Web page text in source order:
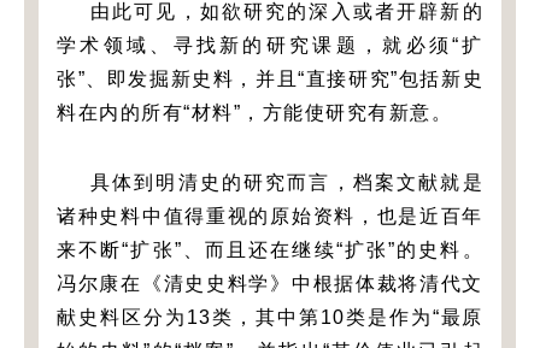
由此可见，如欲研究的深入或者开辟新的
学术领域、寻找新的研究课题，就必须“扩
张”、即发掘新史料，并且“直接研究”包括新史
料在内的所有“材料”，方能使研究有新意。
具体到明清史的研究而言，档案文献就是
诸种史料中值得重视的原始资料，也是近百年
来不断“扩张”、而且还在继续“扩张”的史料。
冯尔康在《清史史料学》中根据体裁将清代文
献史料区分为13类，其中第10类是作为“最原